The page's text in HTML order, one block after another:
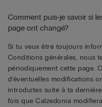
Comment puis-je savoir si
page ont changé?
Si tu veux être toujours
Conditions générales, nous
périodiquement cette page.
d’éventuelles modifications
introduites suite à ta
fois que Calzedonia